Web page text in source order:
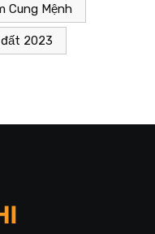
Cung Mệnh
2023